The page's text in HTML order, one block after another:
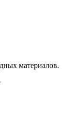
материалов.